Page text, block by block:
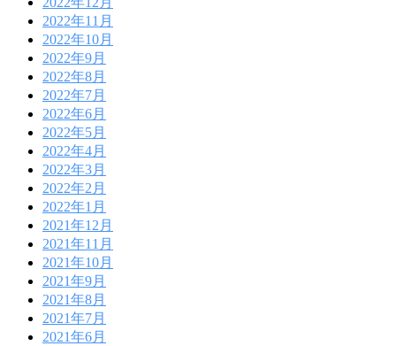
2022年11月
2022年10月
2022年9月
2022年8月
2022年7月
2022年6月
2022年5月
2022年4月
2022年3月
2022年2月
2022年1月
2021年12月
2021年11月
2021年10月
2021年9月
2021年8月
2021年7月
2021年6月